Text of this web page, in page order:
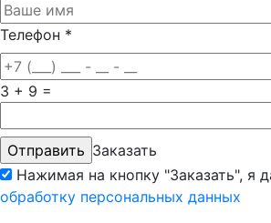
Телефон *
3 + 9 =
Заказать
Нажимая на кнопку "Заказать", я
обработку персональных данных